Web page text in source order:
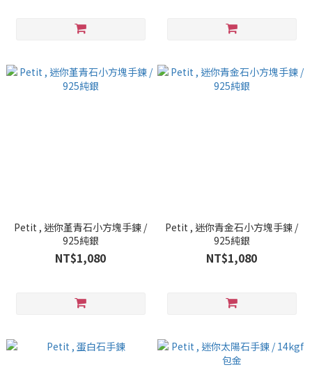
Petit , 迷你堇青石小方塊手鍊 /
925純銀
NT$1,080
Petit , 迷你青金石小方塊手鍊 /
925純銀
NT$1,080